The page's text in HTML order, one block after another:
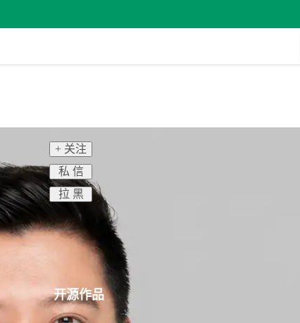
+ 关注
私 信
拉 黑
开源作品